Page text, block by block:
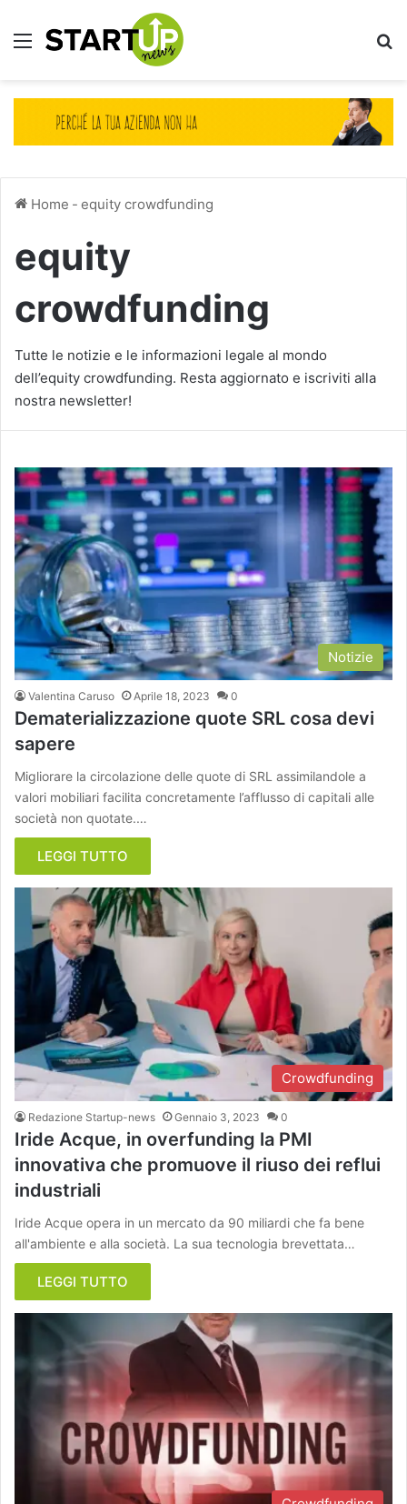
Menu
Home - equity crowdfunding
equity
crowdfunding
Tutte le notizie e le informazioni legale al mondo
dell’equity crowdfunding. Resta aggiornato e iscriviti alla
nostra newsletter!
Notizie
Valentina Caruso Aprile 18, 2023 0
Dematerializzazione quote SRL cosa devi
sapere
Migliorare la circolazione delle quote di SRL assimilandole a
valori mobiliari facilita concretamente l’afflusso di capitali alle
società non quotate.…
LEGGI TUTTO
Crowdfunding
Redazione Startup-news Gennaio 3, 2023 0
Iride Acque, in overfunding la PMI
innovativa che promuove il riuso dei reflui
industriali
Iride Acque opera in un mercato da 90 miliardi che fa bene
all'ambiente e alla società. La sua tecnologia brevettata…
LEGGI TUTTO